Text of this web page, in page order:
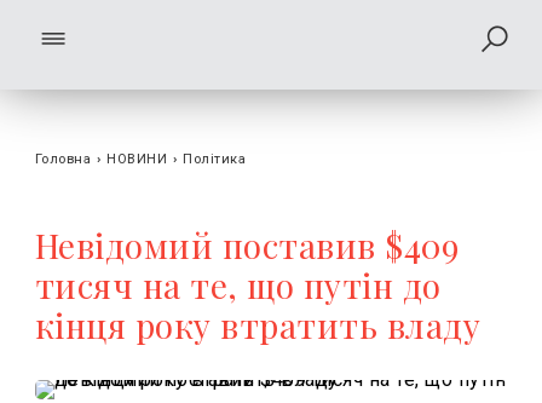
Головна › НОВИНИ › Політика
Невідомий поставив $409
тисяч на те, що путін до
кінця року втратить владу